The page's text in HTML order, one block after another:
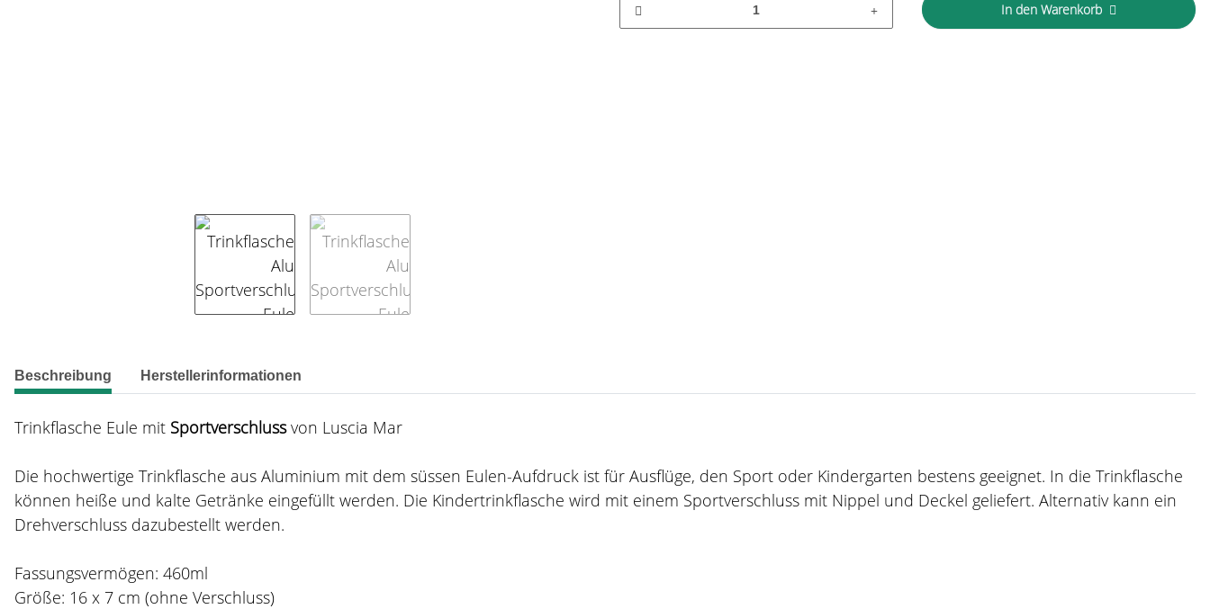
In den Warenkorb
weitere Registerkarten anzeigen
Beschreibung Herstellerinformationen
Trinkflasche Eule mit Sportverschlussvon Luscia Mar
Die hochwertige Trinkflasche aus Aluminium mit dem süssen Eulen-Aufdruck ist für Ausflüge, den Sport oder Kindergarten bestens geeignet. In die Trinkflasche
können heiße und kalte Getränke eingefüllt werden. Die Kindertrinkflasche wird mit einem Sportverschluss mit Nippel und Deckel geliefert. Alternativ kann ein
Drehverschluss dazubestellt werden.
Fassungsvermögen: 460ml
Größe: 16 x 7 cm (ohne Verschluss)